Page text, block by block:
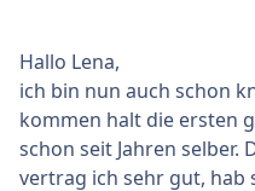
Hallo Lena,
ich bin nun auch schon
kommen halt die ersten
schon seit Jahren selber.
vertrag ich sehr gut, hab